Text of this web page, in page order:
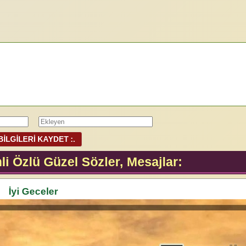
KAYDET :.
Özlü Güzel Sözler, Mesajlar:
İyi Geceler